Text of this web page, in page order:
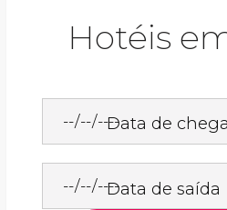
Hotéis
Data de
Data de saída